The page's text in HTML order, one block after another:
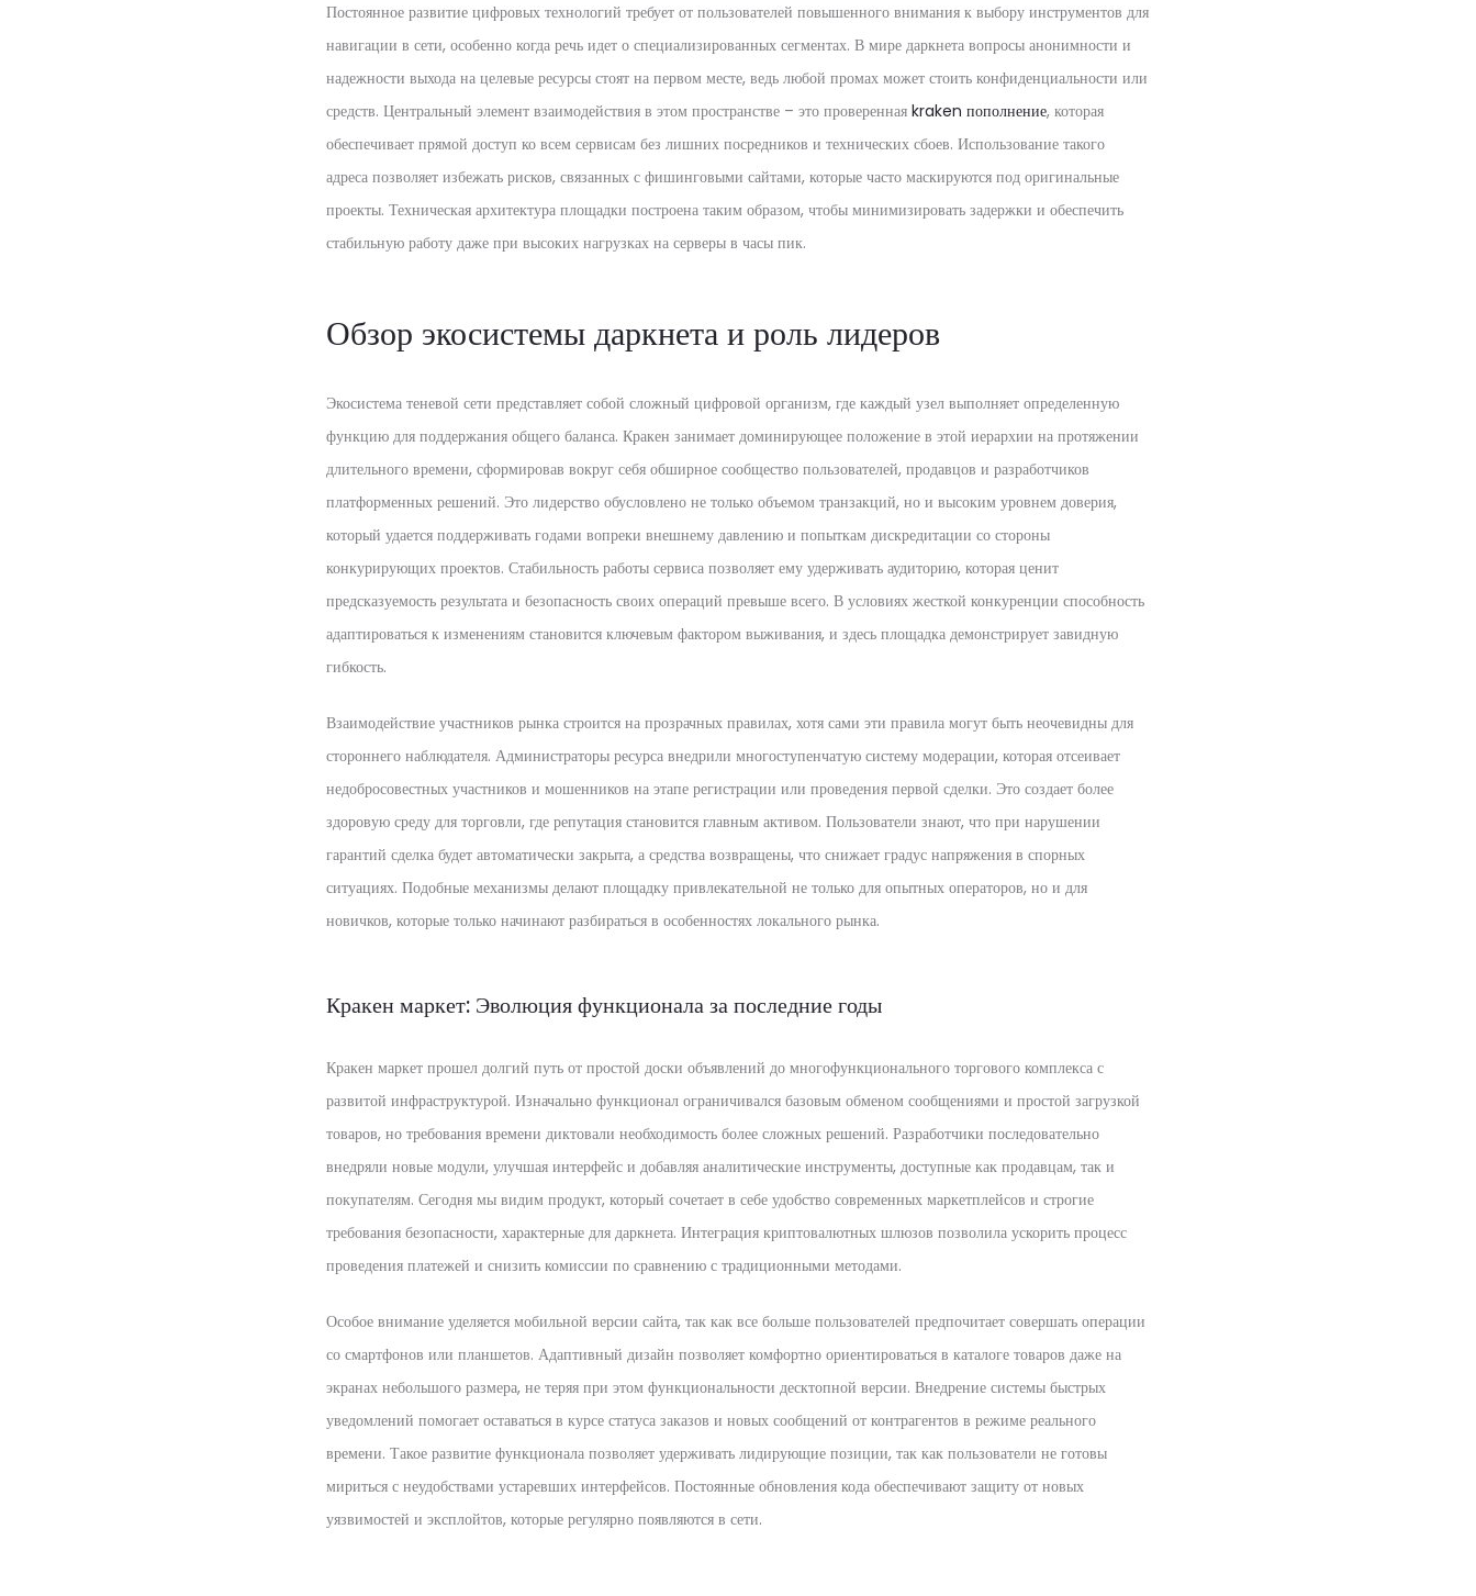
Постоянное развитие цифровых технологий требует от пользователей повышенного внимания к выбору инструментов для
навигации в сети, особенно когда речь идет о специализированных сегментах. В мире даркнета вопросы анонимности и
надежности выхода на целевые ресурсы стоят на первом месте, ведь любой промах может стоить конфиденциальности или
средств. Центральный элемент взаимодействия в этом пространстве – это проверенная kraken пополнение, которая
обеспечивает прямой доступ ко всем сервисам без лишних посредников и технических сбоев. Использование такого
адреса позволяет избежать рисков, связанных с фишинговыми сайтами, которые часто маскируются под оригинальные
проекты. Техническая архитектура площадки построена таким образом, чтобы минимизировать задержки и обеспечить
стабильную работу даже при высоких нагрузках на серверы в часы пик.
Обзор экосистемы даркнета и роль лидеров
Экосистема теневой сети представляет собой сложный цифровой организм, где каждый узел выполняет определенную
функцию для поддержания общего баланса. Кракен занимает доминирующее положение в этой иерархии на протяжении
длительного времени, сформировав вокруг себя обширное сообщество пользователей, продавцов и разработчиков
платформенных решений. Это лидерство обусловлено не только объемом транзакций, но и высоким уровнем доверия,
который удается поддерживать годами вопреки внешнему давлению и попыткам дискредитации со стороны
конкурирующих проектов. Стабильность работы сервиса позволяет ему удерживать аудиторию, которая ценит
предсказуемость результата и безопасность своих операций превыше всего. В условиях жесткой конкуренции способность
адаптироваться к изменениям становится ключевым фактором выживания, и здесь площадка демонстрирует завидную
гибкость.
Взаимодействие участников рынка строится на прозрачных правилах, хотя сами эти правила могут быть неочевидны для
стороннего наблюдателя. Администраторы ресурса внедрили многоступенчатую систему модерации, которая отсеивает
недобросовестных участников и мошенников на этапе регистрации или проведения первой сделки. Это создает более
здоровую среду для торговли, где репутация становится главным активом. Пользователи знают, что при нарушении
гарантий сделка будет автоматически закрыта, а средства возвращены, что снижает градус напряжения в спорных
ситуациях. Подобные механизмы делают площадку привлекательной не только для опытных операторов, но и для
новичков, которые только начинают разбираться в особенностях локального рынка.
Кракен маркет: Эволюция функционала за последние годы
Кракен маркет прошел долгий путь от простой доски объявлений до многофункционального торгового комплекса с
развитой инфраструктурой. Изначально функционал ограничивался базовым обменом сообщениями и простой загрузкой
товаров, но требования времени диктовали необходимость более сложных решений. Разработчики последовательно
внедряли новые модули, улучшая интерфейс и добавляя аналитические инструменты, доступные как продавцам, так и
покупателям. Сегодня мы видим продукт, который сочетает в себе удобство современных маркетплейсов и строгие
требования безопасности, характерные для даркнета. Интеграция криптовалютных шлюзов позволила ускорить процесс
проведения платежей и снизить комиссии по сравнению с традиционными методами.
Особое внимание уделяется мобильной версии сайта, так как все больше пользователей предпочитает совершать операции
со смартфонов или планшетов. Адаптивный дизайн позволяет комфортно ориентироваться в каталоге товаров даже на
экранах небольшого размера, не теряя при этом функциональности десктопной версии. Внедрение системы быстрых
уведомлений помогает оставаться в курсе статуса заказов и новых сообщений от контрагентов в режиме реального
времени. Такое развитие функционала позволяет удерживать лидирующие позиции, так как пользователи не готовы
мириться с неудобствами устаревших интерфейсов. Постоянные обновления кода обеспечивают защиту от новых
уязвимостей и эксплойтов, которые регулярно появляются в сети.